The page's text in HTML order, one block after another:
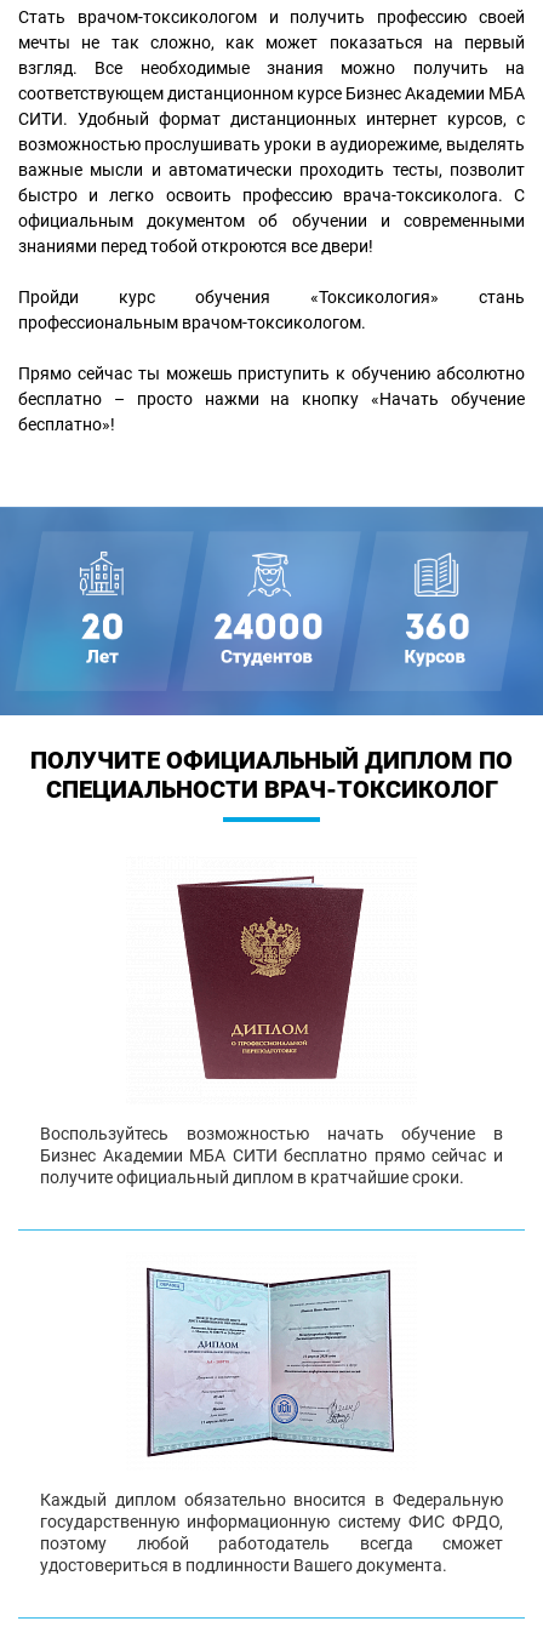
Стать врачом-токсикологом и получить профессию своей
мечты не так сложно, как может показаться на первый
взгляд. Все необходимые знания можно получить на
соответствующем дистанционном курсе Бизнес Академии МБА
СИТИ. Удобный формат дистанционных интернет курсов, с
возможностью прослушивать уроки в аудиорежиме, выделять
важные мысли и автоматически проходить тесты, позволит
быстро и легко освоить профессию врача-токсиколога. С
официальным документом об обучении и современными
знаниями перед тобой откроются все двери!
Пройди курс обучения «Токсикология» стань
профессиональным врачом-токсикологом.
Прямо сейчас ты можешь приступить к обучению абсолютно
бесплатно – просто нажми на кнопку «Начать обучение
бесплатно»!
ПОЛУЧИТЕ ОФИЦИАЛЬНЫЙ ДИПЛОМ ПО
СПЕЦИАЛЬНОСТИ ВРАЧ-ТОКСИКОЛОГ
Воспользуйтесь возможностью начать обучение в
Бизнес Академии МБА СИТИ бесплатно прямо сейчас и
получите официальный диплом в кратчайшие сроки.
Каждый диплом обязательно вносится в Федеральную
государственную информационную систему ФИС ФРДО,
поэтому любой работодатель всегда сможет
удостовериться в подлинности Вашего документа.